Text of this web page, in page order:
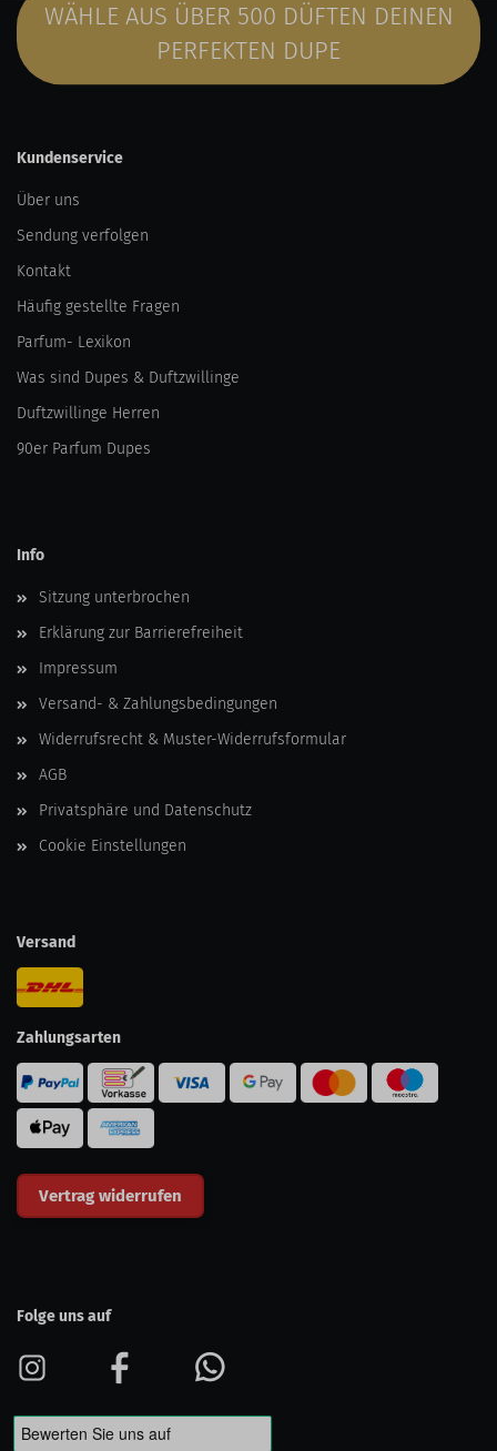
WÄHLE AUS ÜBER 500 DÜFTEN DEINEN
PERFEKTEN DUPE
Kundenservice
Über uns
Sendung verfolgen
Kontakt
Häufig gestellte Fragen
Parfum- Lexikon
Was sind Dupes & Duftzwillinge
Duftzwillinge Herren
90er Parfum Dupes
Info
Sitzung unterbrochen
Erklärung zur Barrierefreiheit
Impressum
Versand- & Zahlungsbedingungen
Widerrufsrecht & Muster-Widerrufsformular
AGB
Privatsphäre und Datenschutz
Cookie Einstellungen
Versand
Zahlungsarten
Vertrag widerrufen
Folge uns auf